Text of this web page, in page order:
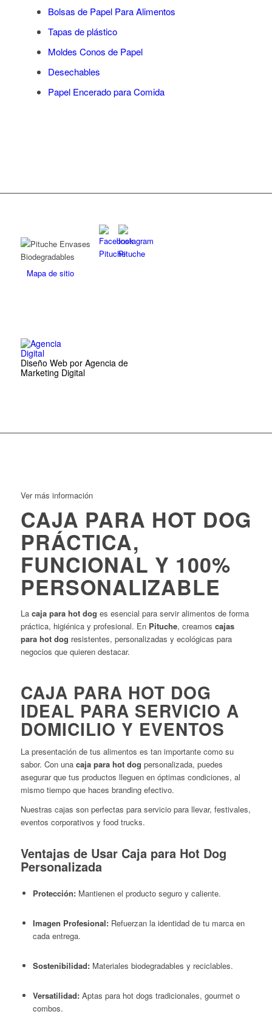
Ver más información
CAJA PARA HOT DOG
PRÁCTICA,
FUNCIONAL Y 100%
PERSONALIZABLE
La caja para hot dog es esencial para servir alimentos de forma
práctica, higiénica y profesional. En Pituche, creamos cajas
para hot dog resistentes, personalizadas y ecológicas para
negocios que quieren destacar.
CAJA PARA HOT DOG
IDEAL PARA SERVICIO A
DOMICILIO Y EVENTOS
La presentación de tus alimentos es tan importante como su
sabor. Con una caja para hot dog personalizada, puedes
asegurar que tus productos lleguen en óptimas condiciones, al
mismo tiempo que haces branding efectivo.
Nuestras cajas son perfectas para servicio para llevar, festivales,
eventos corporativos y food trucks.
Ventajas de Usar Caja para Hot Dog
Personalizada
Protección:Mantienen el producto seguro y caliente.
Imagen Profesional:Refuerzan la identidad de tu marca en
cada entrega.
Sostenibilidad:Materiales biodegradables y reciclables.
Versatilidad:Aptas para hot dogs tradicionales, gourmet o
combos.
Bolsas de Papel Para Alimentos
Tapas de plástico
Moldes Conos de Papel
Desechables
Papel Encerado para Comida
Mapa de sitio
Diseño Web por Agencia de
Marketing Digital